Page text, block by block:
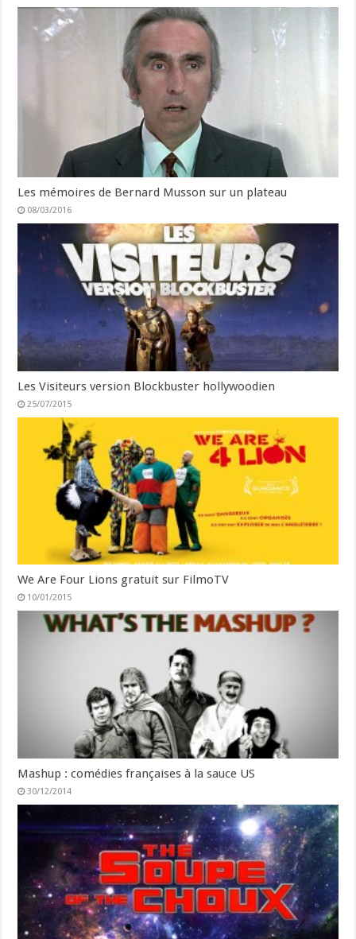
Les mémoires de Bernard Musson sur un plateau
08/03/2016
Les Visiteurs version Blockbuster hollywoodien
25/07/2015
We Are Four Lions gratuit sur FilmoTV
10/01/2015
Mashup : comédies françaises à la sauce US
30/12/2014